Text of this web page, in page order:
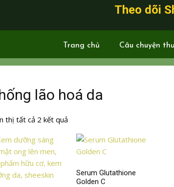
Theo dõi
Trang chủ Câu chuyện
lão hoá da
thị tất cả 2 kết quả
Serum Glutathione
Golden C